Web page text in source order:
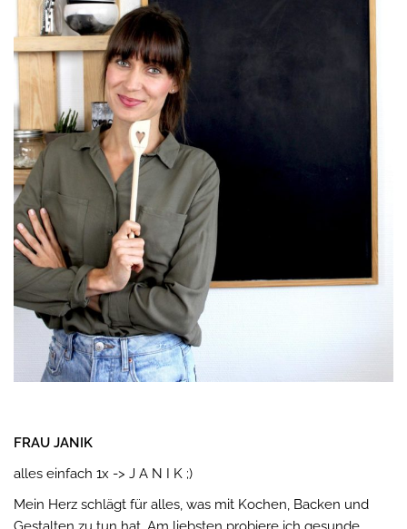
FRAU JANIK
alles einfach 1x -> J A N I K ;)
Mein Herz schlägt für alles, was mit Kochen, Backen und